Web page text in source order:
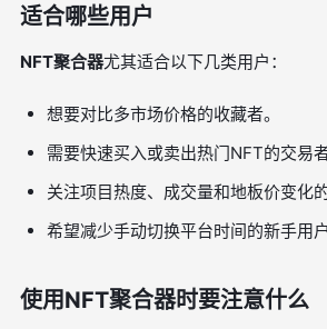
适合哪些用户
NFT聚合器尤其适合以下几类用户：
想要对比多市场价格的收藏者。
需要快速买入或卖出热门NFT的交易者
关注项目热度、成交量和地板价变化
希望减少手动切换平台时间的新手用户
使用NFT聚合器时要注意什么